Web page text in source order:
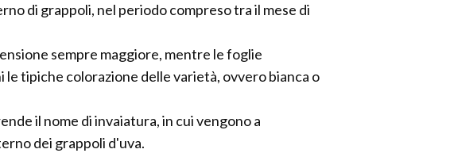
di grappoli, nel periodo compreso tra il mese di
sempre maggiore, mentre le foglie
le tipiche colorazione delle varietà, ovvero bianca o
il nome di invaiatura, in cui vengono a
dei grappoli d'uva.